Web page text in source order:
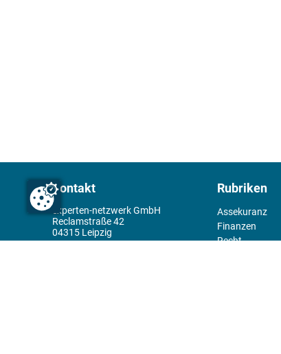
Kontakt
experten-netzwerk GmbH
Reclamstraße 42
04315 Leipzig
Rubriken
Assekuranz
Finanzen
Recht